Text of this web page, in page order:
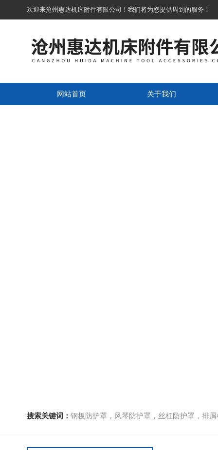
欢迎来沧州惠达机床附件有限公司！我们将为您提供周到的服务！
网站首页 关于我们
搜索关键词： 钢板防护罩，风琴防护罩，丝杠防护罩，排屑机